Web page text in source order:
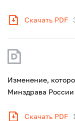
Скачать PDF
Изменение,
Минздрава России
Скачать PDF